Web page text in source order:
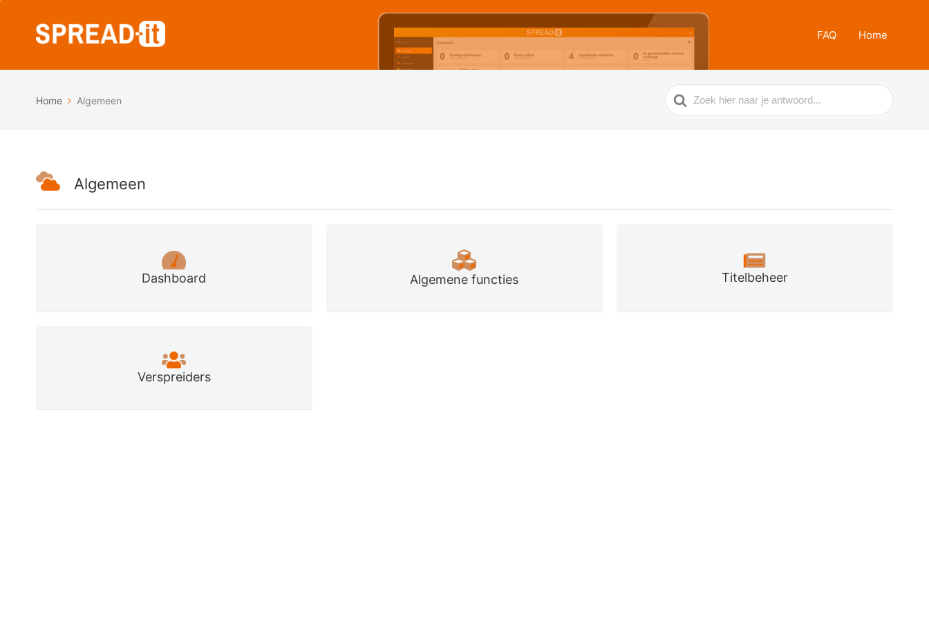
FAQ Home
Home Algemeen
Zoek
naar
Algemeen
Dashboard Algemene functies Titelbeheer
Verspreiders